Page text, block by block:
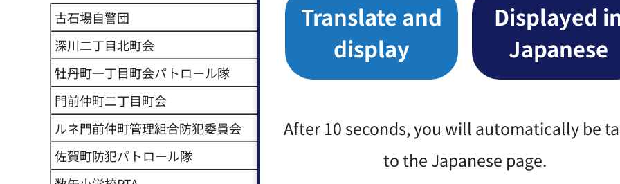
Translate and
display
Displayed
Japanese
After 10 seconds, you will automatically be
to the Japanese page.
古石場自警団
深川二丁目北町会
牡丹町一丁目町会パトロール隊
門前仲町二丁目町会
ルネ門前仲町管理組合防犯委員会
佐賀町防犯パトロール隊